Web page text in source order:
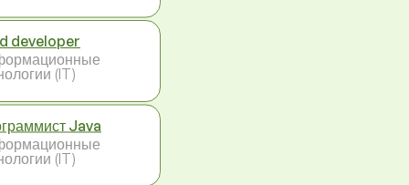
developer
(IT)
Java
(IT)